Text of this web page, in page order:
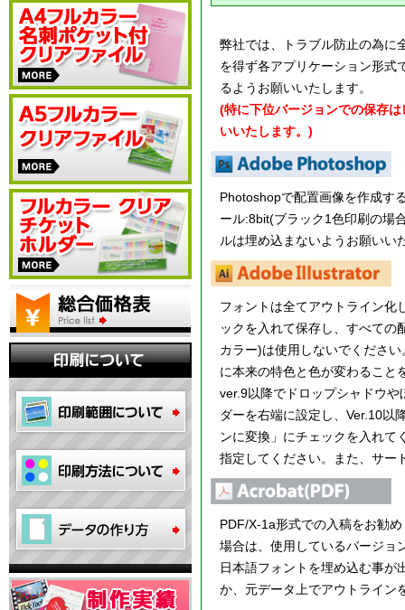
弊社では、トラブル防止の為に
を得ず各アプリケーション形式
るようお願いいたします。
(特に下位バージョンでの保存
いいたします。)
Photoshopで配置画像を作成す
ール:8bit(ブラック1色印刷の場
ルは埋め込まないようお願いい
フォントは全てアウトライン化
ックを入れて保存し、すべての
カラー)は使用しないでくださ
に本来の特色と色が変わること
ver.9以降でドロップシャドウ
ダーを右端に設定し、Ver.10以
ンに変換」にチェックを入れて
指定してください。また、サー
PDF/X-1a形式での入稿をお勧
場合は、使用しているバージョ
日本語フォントを埋め込む事が
か、元データ上でアウトライン